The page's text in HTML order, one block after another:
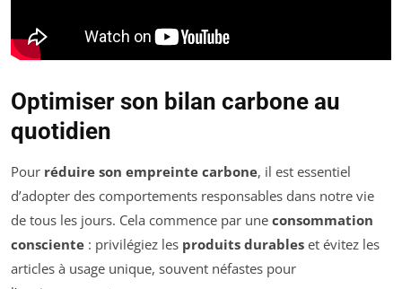
Optimiser son bilan carbone au
quotidien
Pour réduire son empreinte carbone, il est essentiel
d’adopter des comportements responsables dans notre vie
de tous les jours. Cela commence par une consommation
consciente : privilégiez les produits durables et évitez les
articles à usage unique, souvent néfastes pour